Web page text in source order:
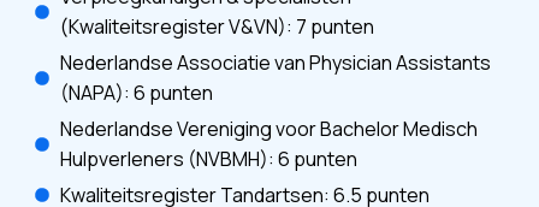
(Kwaliteitsregister V&VN): 7 punten
Nederlandse Associatie van Physician Assistants
(NAPA): 6 punten
Nederlandse Vereniging voor Bachelor Medisch
Hulpverleners (NVBMH): 6 punten
Kwaliteitsregister Tandartsen: 6.5 punten